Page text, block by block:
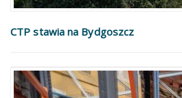
CTP stawia na Bydgoszcz